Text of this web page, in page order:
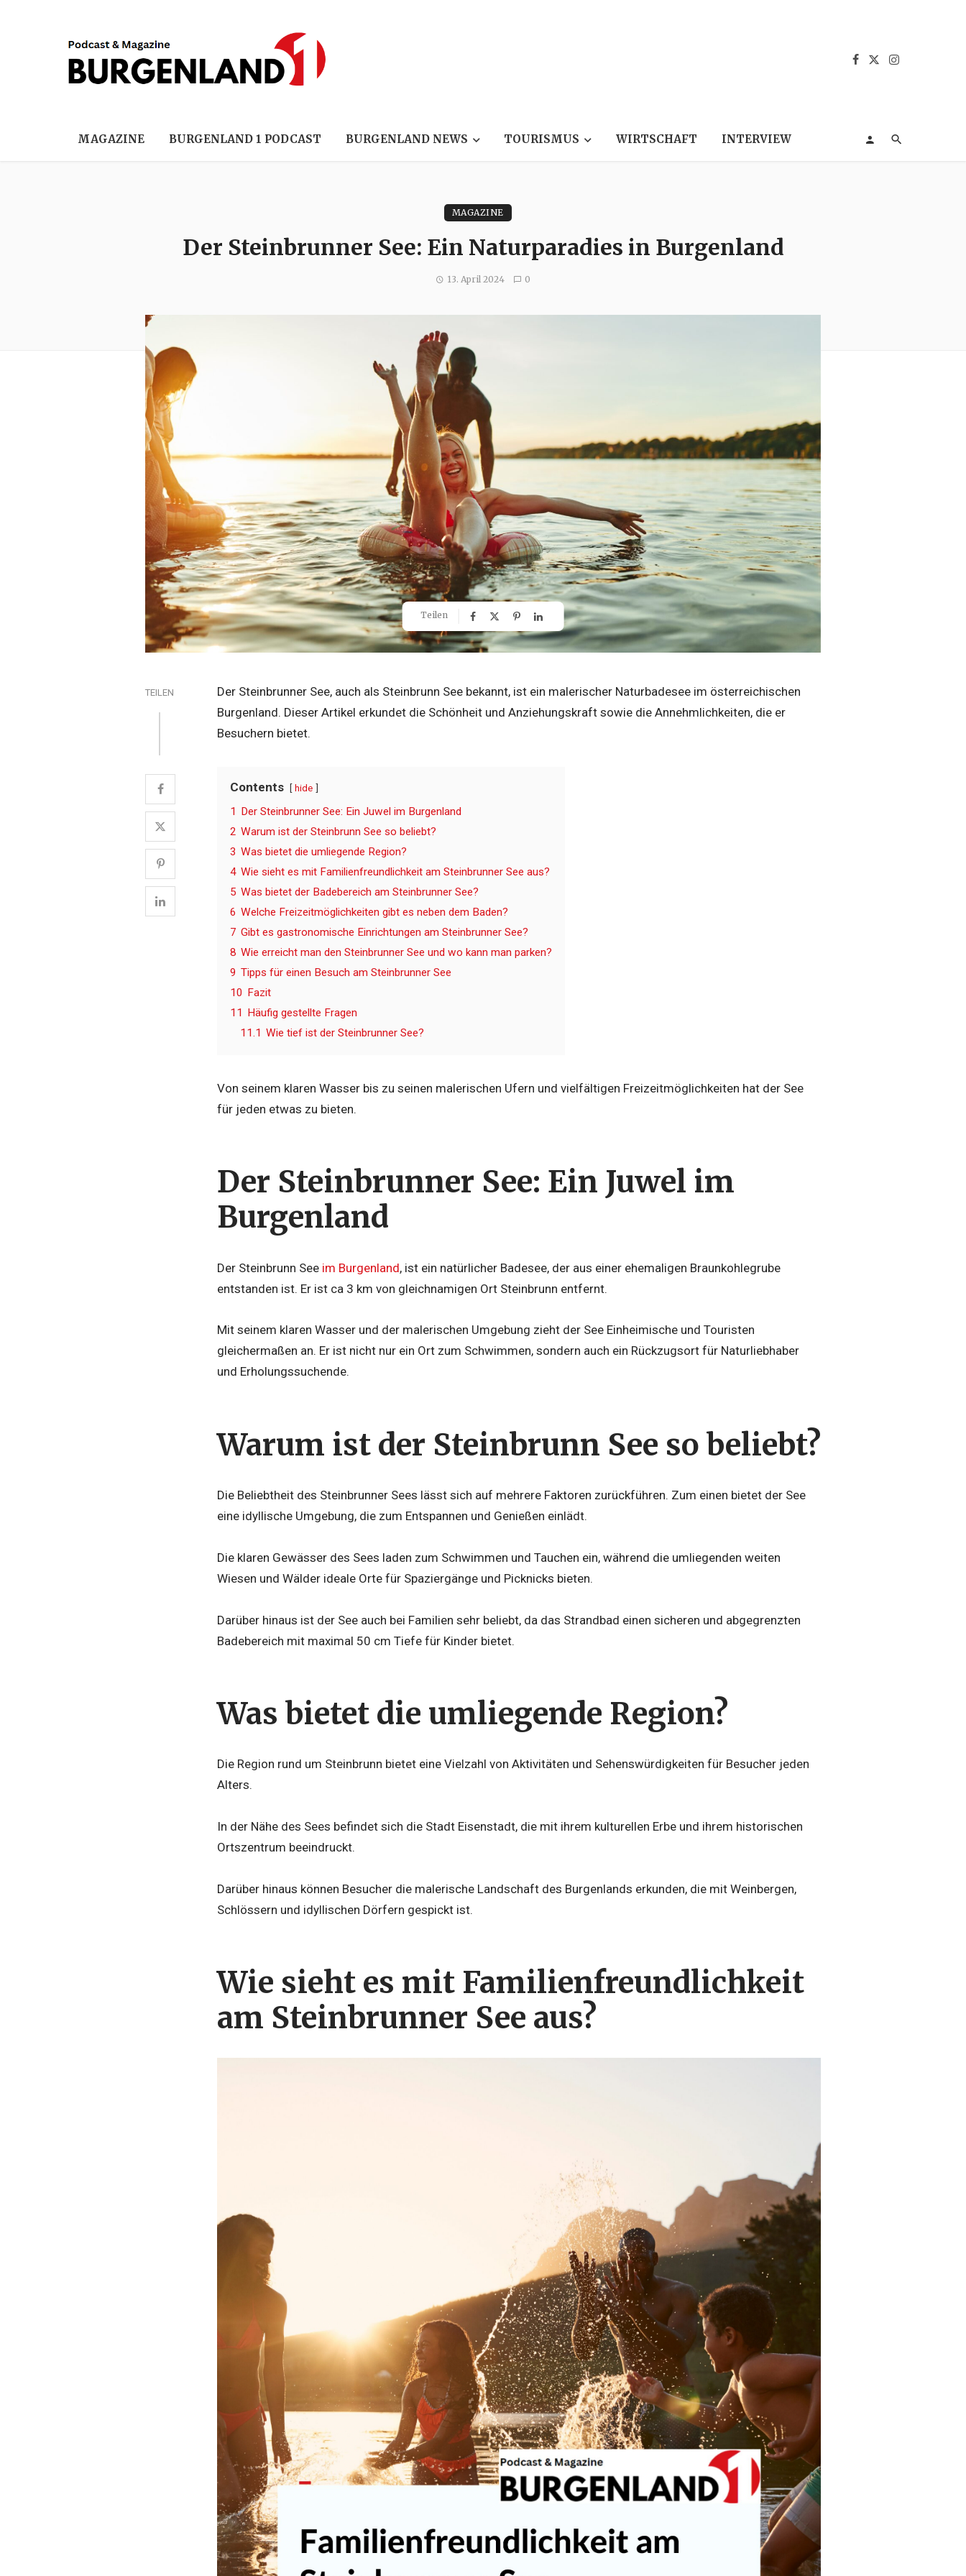
MAGAZINE BURGENLAND 1 PODCAST BURGENLAND NEWS TOURISMUS WIRTSCHAFT INTERVIEW
MAGAZINE
Der Steinbrunner See: Ein Naturparadies in Burgenland
13. April 2024 0
Teilen
TEILEN
Der Steinbrunner See, auch als Steinbrunn See bekannt, ist ein malerischer Naturbadesee im österreichischen
Burgenland. Dieser Artikel erkundet die Schönheit und Anziehungskraft sowie die Annehmlichkeiten, die er
Besuchern bietet.
Contents hide
1 Der Steinbrunner See: Ein Juwel im Burgenland
2 Warum ist der Steinbrunn See so beliebt?
3 Was bietet die umliegende Region?
4 Wie sieht es mit Familienfreundlichkeit am Steinbrunner See aus?
5 Was bietet der Badebereich am Steinbrunner See?
6 Welche Freizeitmöglichkeiten gibt es neben dem Baden?
7 Gibt es gastronomische Einrichtungen am Steinbrunner See?
8 Wie erreicht man den Steinbrunner See und wo kann man parken?
9 Tipps für einen Besuch am Steinbrunner See
10 Fazit
11 Häufig gestellte Fragen
11.1 Wie tief ist der Steinbrunner See?
Von seinem klaren Wasser bis zu seinen malerischen Ufern und vielfältigen Freizeitmöglichkeiten hat der See
für jeden etwas zu bieten.
Der Steinbrunner See: Ein Juwel im
Burgenland
Der Steinbrunn See im Burgenland, ist ein natürlicher Badesee, der aus einer ehemaligen Braunkohlegrube
entstanden ist. Er ist ca 3 km von gleichnamigen Ort Steinbrunn entfernt.
Mit seinem klaren Wasser und der malerischen Umgebung zieht der See Einheimische und Touristen
gleichermaßen an. Er ist nicht nur ein Ort zum Schwimmen, sondern auch ein Rückzugsort für Naturliebhaber
und Erholungssuchende.
Warum ist der Steinbrunn See so beliebt?
Die Beliebtheit des Steinbrunner Sees lässt sich auf mehrere Faktoren zurückführen. Zum einen bietet der See
eine idyllische Umgebung, die zum Entspannen und Genießen einlädt.
Die klaren Gewässer des Sees laden zum Schwimmen und Tauchen ein, während die umliegenden weiten
Wiesen und Wälder ideale Orte für Spaziergänge und Picknicks bieten.
Darüber hinaus ist der See auch bei Familien sehr beliebt, da das Strandbad einen sicheren und abgegrenzten
Badebereich mit maximal 50 cm Tiefe für Kinder bietet.
Was bietet die umliegende Region?
Die Region rund um Steinbrunn bietet eine Vielzahl von Aktivitäten und Sehenswürdigkeiten für Besucher jeden
Alters.
In der Nähe des Sees befindet sich die Stadt Eisenstadt, die mit ihrem kulturellen Erbe und ihrem historischen
Ortszentrum beeindruckt.
Darüber hinaus können Besucher die malerische Landschaft des Burgenlands erkunden, die mit Weinbergen,
Schlössern und idyllischen Dörfern gespickt ist.
Wie sieht es mit Familienfreundlichkeit
am Steinbrunner See aus?